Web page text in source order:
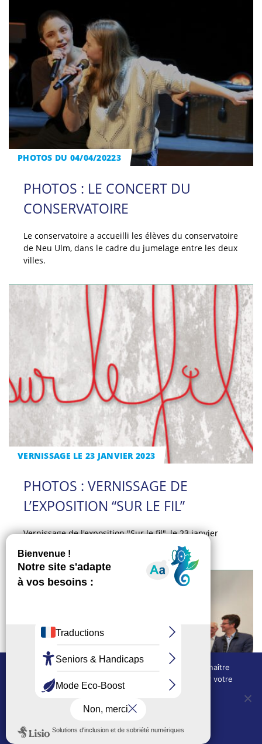
PHOTOS DU 04/04/20223
PHOTOS : LE CONCERT DU
CONSERVATOIRE
Le conservatoire a accueilli les élèves du conservatoire
de Neu Ulm, dans le cadre du jumelage entre les deux
villes.
VERNISSAGE LE 23 JANVIER 2023
PHOTOS : VERNISSAGE DE
L’EXPOSITION “SUR LE FIL”
Vernissage de l'exposition "Sur le fil", le 23 janvier
DU 26/11 AU 14/12/2022
Nous utilisons des cookies techniques pour connaître
l'évolution de l'audience du site et pour améliorer votre
expérience.
OUI, j'accepte
Politique de confidentialité